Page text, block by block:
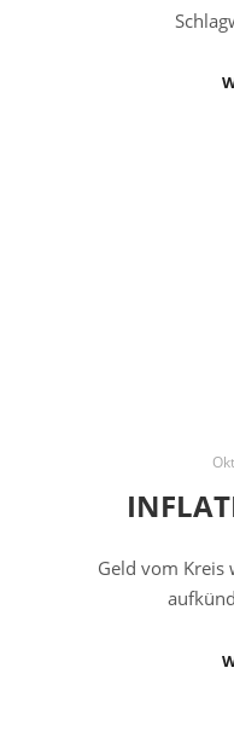
Geld vom Kreis